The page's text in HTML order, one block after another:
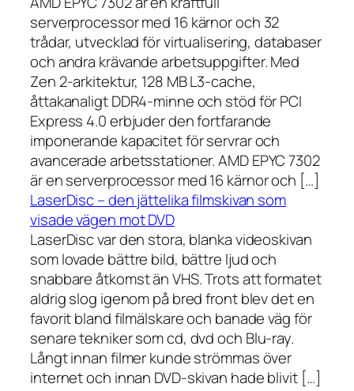
serverprocessor med 16 kärnor och 32
trådar, utvecklad för virtualisering, databaser
och andra krävande arbetsuppgifter. Med
Zen 2-arkitektur, 128 MB L3-cache,
åttakanaligt DDR4-minne och stöd för PCI
Express 4.0 erbjuder den fortfarande
imponerande kapacitet för servrar och
avancerade arbetsstationer. AMD EPYC 7302
är en serverprocessor med 16 kärnor och […]
LaserDisc – den jättelika filmskivan som
visade vägen mot DVD
LaserDisc var den stora, blanka videoskivan
som lovade bättre bild, bättre ljud och
snabbare åtkomst än VHS. Trots att formatet
aldrig slog igenom på bred front blev det en
favorit bland filmälskare och banade väg för
senare tekniker som cd, dvd och Blu-ray.
Långt innan filmer kunde strömmas över
internet och innan DVD-skivan hade blivit […]